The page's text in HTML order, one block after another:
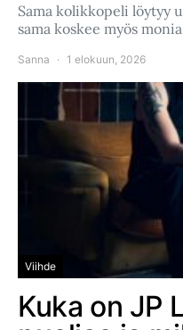
Sama kolikkopeli löytyy
sama koskee myös
Sanna 1 elokuun, 2026
Viihde
Kuka on JP